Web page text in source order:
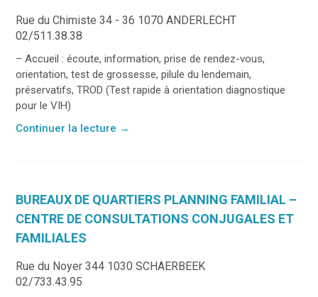
Rue du Chimiste 34 - 36 1070 ANDERLECHT
02/511.38.38
– Accueil : écoute, information, prise de rendez-vous,
orientation, test de grossesse, pilule du lendemain,
préservatifs, TROD (Test rapide à orientation diagnostique
pour le VIH)
Continuer la lecture →
BUREAUX DE QUARTIERS PLANNING FAMILIAL –
CENTRE DE CONSULTATIONS CONJUGALES ET
FAMILIALES
Rue du Noyer 344 1030 SCHAERBEEK
02/733.43.95